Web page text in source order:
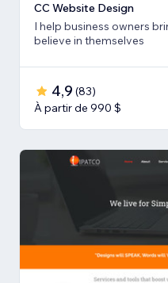
CC Website Design
I help business owners
believe in themselves
4,9 (83)
À partir de 990 $